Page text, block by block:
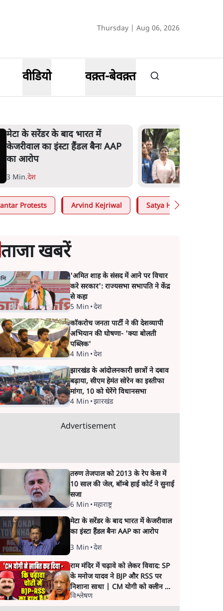
Thursday | Aug 06, 2026
वीडियो वक़्त-बेवक़्त
जंतर मंतर प्रोटेस्ट: 'युवाओं को
प्रताड़ित किया जा रहा है, पर मोदी-
शाह में बोलने की हिम्मत नहीं'- राहुल
7 Min.देश
Protests Arvind Kejriwal Satya Hindi
ताजा खबरें
'अमित शाह के संसद में आने पर विचार
करे सरकार': राज्यसभा सभापति ने केंद्र
से कहा
5 Min •देश
कॉकरोच जनता पार्टी ने की देशव्यापी
अभियान की घोषणा- 'क्या बोलती
पब्लिक'
4 Min •देश
झारखंड के आंदोलनकारी छात्रों ने दबाव
बढ़ाया, सीएम हेमंत सोरेन का इस्तीफा
मांगा, 10 को घेरेंगे विधानसभा
4 Min •झारखंड
Advertisement
तरुण तेजपाल को 2013 के रेप केस में
10 साल की जेल, बॉम्बे हाई कोर्ट ने सुनाई
सजा
6 Min •महाराष्ट्र
मेटा के सरेंडर के बाद भारत में केजरीवाल
का इंस्टा हैंडल बैनः AAP का आरोप
3 Min •देश
राम मंदिर में चढ़ावे को लेकर विवाद: SP
के मनोज यादव ने BJP और RSS पर
निशाना साधा | CM योगी को क्लीन चिट
मिली
विश्लेषण